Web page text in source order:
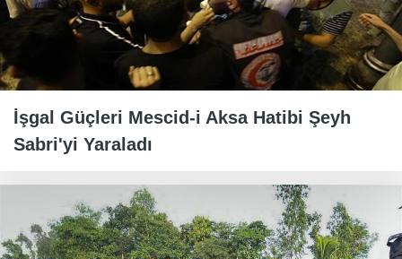
İşgal Güçleri Mescid-i Aksa Hatibi Şeyh
Sabri'yi Yaraladı